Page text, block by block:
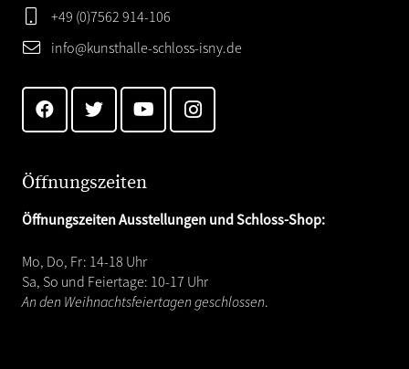
+49 (0)7562 914-106
info@kunsthalle-schloss-isny.de
Öffnungszeiten
Öffnungszeiten Ausstellungen und Schloss-Shop:
Mo, Do, Fr: 14-18 Uhr
Sa, So und Feiertage: 10-17 Uhr
An den Weihnachtsfeiertagen geschlossen.